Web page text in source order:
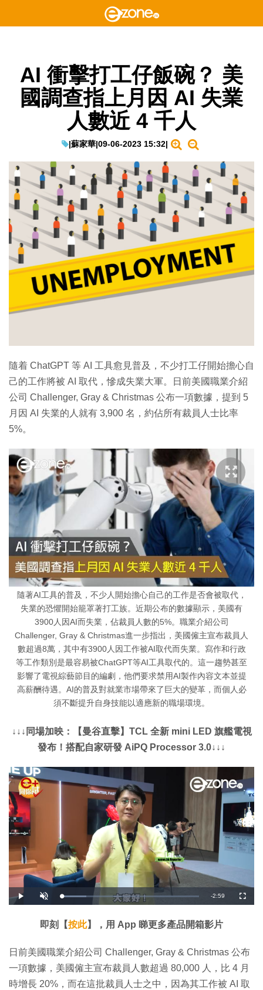
AI 衝擊打工仔飯碗？ 美
國調查指上月因 AI 失業
人數近 4 千人
|蘇家華|09-06-2023 15:32|
隨着 ChatGPT 等 AI 工具愈見普及，不少打工仔開始擔心自
己的工作將被 AI 取代，慘成失業大軍。日前美國職業介紹
公司 Challenger, Gray & Christmas 公布一項數據，提到 5
月因 AI 失業的人就有 3,900 名，約佔所有裁員人士比率
5%。
隨著AI工具的普及，不少人開始擔心自己的工作是否會被取代，
失業的恐懼開始籠罩著打工族。近期公布的數據顯示，美國有
3900人因AI而失業，佔裁員人數的5%。職業介紹公司
Challenger, Gray & Christmas進一步指出，美國僱主宣布裁員人
數超過8萬，其中有3900人因工作被AI取代而失業。寫作和行政
等工作類別是最容易被ChatGPT等AI工具取代的。這一趨勢甚至
影響了電視綜藝節目的編劇，他們要求禁用AI製作內容文本並提
高薪酬待遇。AI的普及對就業市場帶來了巨大的變革，而個人必
須不斷提升自身技能以適應新的職場環境。
↓↓↓同場加映：【曼谷直擊】TCL 全新 mini LED 旗艦電視
發布！搭配自家研發 AiPQ Processor 3.0↓↓↓
播
放
開
啟
載
入
:
1
0
%
剩
時
-2:59
全
螢
即刻【按此】，用 App 睇更多產品開箱影片
日前美國職業介紹公司 Challenger, Gray & Christmas 公布
一項數據，美國僱主宣布裁員人數超過 80,000 人，比 4 月
時增長 20%，而在這批裁員人士之中，因為其工作被 AI 取